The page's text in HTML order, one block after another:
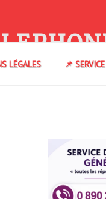
LÉGALES 📌